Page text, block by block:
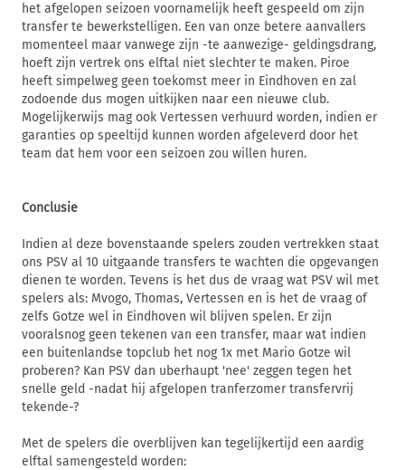
het afgelopen seizoen voornamelijk heeft gespeeld om zijn
transfer te bewerkstelligen. Een van onze betere aanvallers
momenteel maar vanwege zijn -te aanwezige- geldingsdrang,
hoeft zijn vertrek ons elftal niet slechter te maken. Piroe
heeft simpelweg geen toekomst meer in Eindhoven en zal
zodoende dus mogen uitkijken naar een nieuwe club.
Mogelijkerwijs mag ook Vertessen verhuurd worden, indien er
garanties op speeltijd kunnen worden afgeleverd door het
team dat hem voor een seizoen zou willen huren.
Conclusie
Indien al deze bovenstaande spelers zouden vertrekken staat
ons PSV al 10 uitgaande transfers te wachten die opgevangen
dienen te worden. Tevens is het dus de vraag wat PSV wil met
spelers als: Mvogo, Thomas, Vertessen en is het de vraag of
zelfs Gotze wel in Eindhoven wil blijven spelen. Er zijn
vooralsnog geen tekenen van een transfer, maar wat indien
een buitenlandse topclub het nog 1x met Mario Gotze wil
proberen? Kan PSV dan uberhaupt 'nee' zeggen tegen het
snelle geld -nadat hij afgelopen tranferzomer transfervrij
tekende-?
Met de spelers die overblijven kan tegelijkertijd een aardig
elftal samengesteld worden: